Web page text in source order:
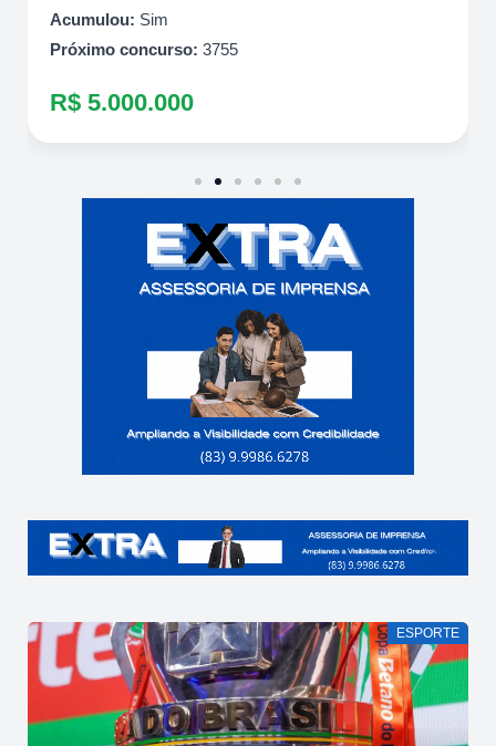
Acumulou: Sim
Próximo concurso: 3755
R$ 5.000.000
ESPORTE